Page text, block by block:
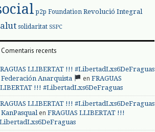
p2p Foundation Revolució Integral
solidaritat SSPC
Comentaris recents
LLIBERTAT !!! #LibertadLxs6DeFraguas
Federación Anarquista
en FRAGUAS
!!! #LibertadLxs6DeFraguas
LLIBERTAT !!! #LibertadLxs6DeFraguas
en FRAGUAS LLIBERTAT !!!